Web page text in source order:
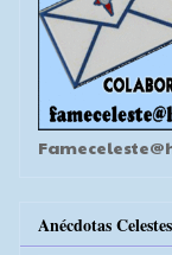
Anécdotas Celestes